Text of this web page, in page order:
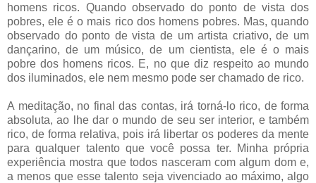
homens ricos. Quando observado do ponto de vista dos
pobres, ele é o mais rico dos homens pobres. Mas, quando
observado do ponto de vista de um artista criativo, de um
dançarino, de um músico, de um cientista, ele é o mais
pobre dos homens ricos. E, no que diz respeito ao mundo
dos iluminados, ele nem mesmo pode ser chamado de rico.
A meditação, no final das contas, irá torná-lo rico, de forma
absoluta, ao lhe dar o mundo de seu ser interior, e também
rico, de forma relativa, pois irá libertar os poderes da mente
para qualquer talento que você possa ter. Minha própria
experiência mostra que todos nasceram com algum dom e,
a menos que esse talento seja vivenciado ao máximo, algo